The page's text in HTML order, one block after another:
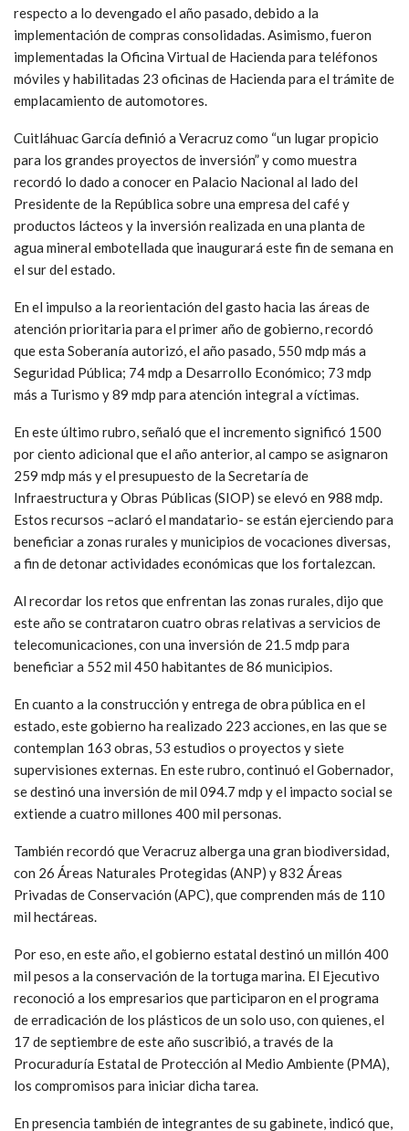
respecto a lo devengado el año pasado, debido a la
implementación de compras consolidadas. Asimismo, fueron
implementadas la Oficina Virtual de Hacienda para teléfonos
móviles y habilitadas 23 oficinas de Hacienda para el trámite de
emplacamiento de automotores.
Cuitláhuac García definió a Veracruz como “un lugar propicio
para los grandes proyectos de inversión” y como muestra
recordó lo dado a conocer en Palacio Nacional al lado del
Presidente de la República sobre una empresa del café y
productos lácteos y la inversión realizada en una planta de
agua mineral embotellada que inaugurará este fin de semana en
el sur del estado.
En el impulso a la reorientación del gasto hacia las áreas de
atención prioritaria para el primer año de gobierno, recordó
que esta Soberanía autorizó, el año pasado, 550 mdp más a
Seguridad Pública; 74 mdp a Desarrollo Económico; 73 mdp
más a Turismo y 89 mdp para atención integral a víctimas.
En este último rubro, señaló que el incremento significó 1500
por ciento adicional que el año anterior, al campo se asignaron
259 mdp más y el presupuesto de la Secretaría de
Infraestructura y Obras Públicas (SIOP) se elevó en 988 mdp.
Estos recursos –aclaró el mandatario- se están ejerciendo para
beneficiar a zonas rurales y municipios de vocaciones diversas,
a fin de detonar actividades económicas que los fortalezcan.
Al recordar los retos que enfrentan las zonas rurales, dijo que
este año se contrataron cuatro obras relativas a servicios de
telecomunicaciones, con una inversión de 21.5 mdp para
beneficiar a 552 mil 450 habitantes de 86 municipios.
En cuanto a la construcción y entrega de obra pública en el
estado, este gobierno ha realizado 223 acciones, en las que se
contemplan 163 obras, 53 estudios o proyectos y siete
supervisiones externas. En este rubro, continuó el Gobernador,
se destinó una inversión de mil 094.7 mdp y el impacto social se
extiende a cuatro millones 400 mil personas.
También recordó que Veracruz alberga una gran biodiversidad,
con 26 Áreas Naturales Protegidas (ANP) y 832 Áreas
Privadas de Conservación (APC), que comprenden más de 110
mil hectáreas.
Por eso, en este año, el gobierno estatal destinó un millón 400
mil pesos a la conservación de la tortuga marina. El Ejecutivo
reconoció a los empresarios que participaron en el programa
de erradicación de los plásticos de un solo uso, con quienes, el
17 de septiembre de este año suscribió, a través de la
Procuraduría Estatal de Protección al Medio Ambiente (PMA),
los compromisos para iniciar dicha tarea.
En presencia también de integrantes de su gabinete, indicó que,